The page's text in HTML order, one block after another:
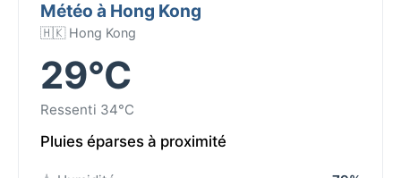
Météo à Hong Kong
🇭🇰 Hong Kong
29°C
Ressenti 34°C
Pluies éparses à proximité